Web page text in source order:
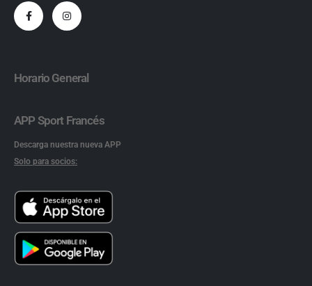
Horario General
APP Sport Francés
Descarga nuestra nueva APP
Solo para socios: